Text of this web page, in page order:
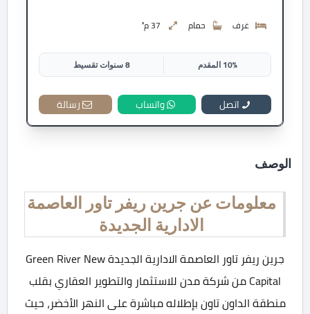
غرف حمام 37 م²
10% المقدم 8 سنوات تقسيط
اتصل واتساب رسالة
الوصف
معلومات عن جرين ريفر تاور العاصمة
الادارية الجديدة
جرين ريفر تاور العاصمة الادارية الجديدة Green River New
Capital من شركة مدن للاستثمار والتطوير العقاري بقلب
منطقة الداون تاون بإطلاله مباشرة على النهر الأخضر، حيث